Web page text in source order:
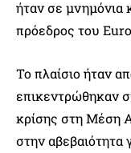
ήταν σε μνημόνια
πρόεδρος του
Το πλαίσιο ήταν
επικεντρώθηκαν
κρίσης στη Μέση
στην αβεβαιότητα